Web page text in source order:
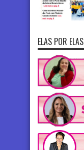
ELAS POR ELAS